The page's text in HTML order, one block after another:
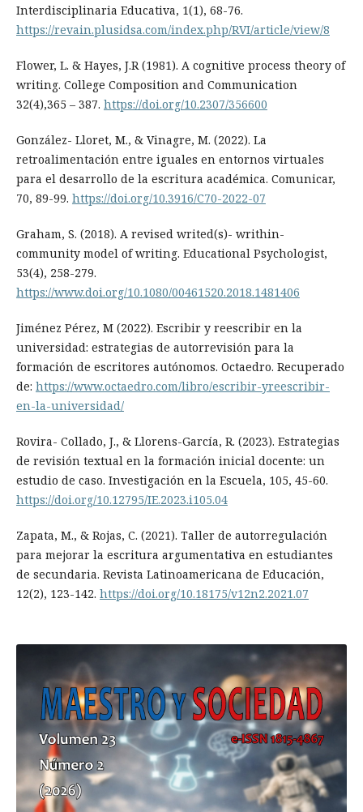
Interdisciplinaria Educativa, 1(1), 68-76.
https://revain.plusidsa.com/index.php/RVI/article/view/8
Flower, L. & Hayes, J.R (1981). A cognitive process theory of
writing. College Composition and Communication
32(4),365 – 387. https://doi.org/10.2307/356600
González- Lloret, M., & Vinagre, M. (2022). La
retroalimentación entre iguales en entornos virtuales
para el desarrollo de la escritura académica. Comunicar,
70, 89-99. https://doi.org/10.3916/C70-2022-07
Graham, S. (2018). A revised writed(s)- writhin-
community model of writing. Educational Psychologist,
53(4), 258-279.
https://www.doi.org/10.1080/00461520.2018.1481406
Jiménez Pérez, M (2022). Escribir y reescribir en la
universidad: estrategias de autorrevisión para la
formación de escritores autónomos. Octaedro. Recuperado
de: https://www.octaedro.com/libro/escribir-yreescribir-
en-la-universidad/
Rovira- Collado, J., & Llorens-García, R. (2023). Estrategias
de revisión textual en la formación inicial docente: un
estudio de caso. Investigación en la Escuela, 105, 45-60.
https://doi.org/10.12795/IE.2023.i105.04
Zapata, M., & Rojas, C. (2021). Taller de autorregulación
para mejorar la escritura argumentativa en estudiantes
de secundaria. Revista Latinoamericana de Educación,
12(2), 123-142. https://doi.org/10.18175/v12n2.2021.07